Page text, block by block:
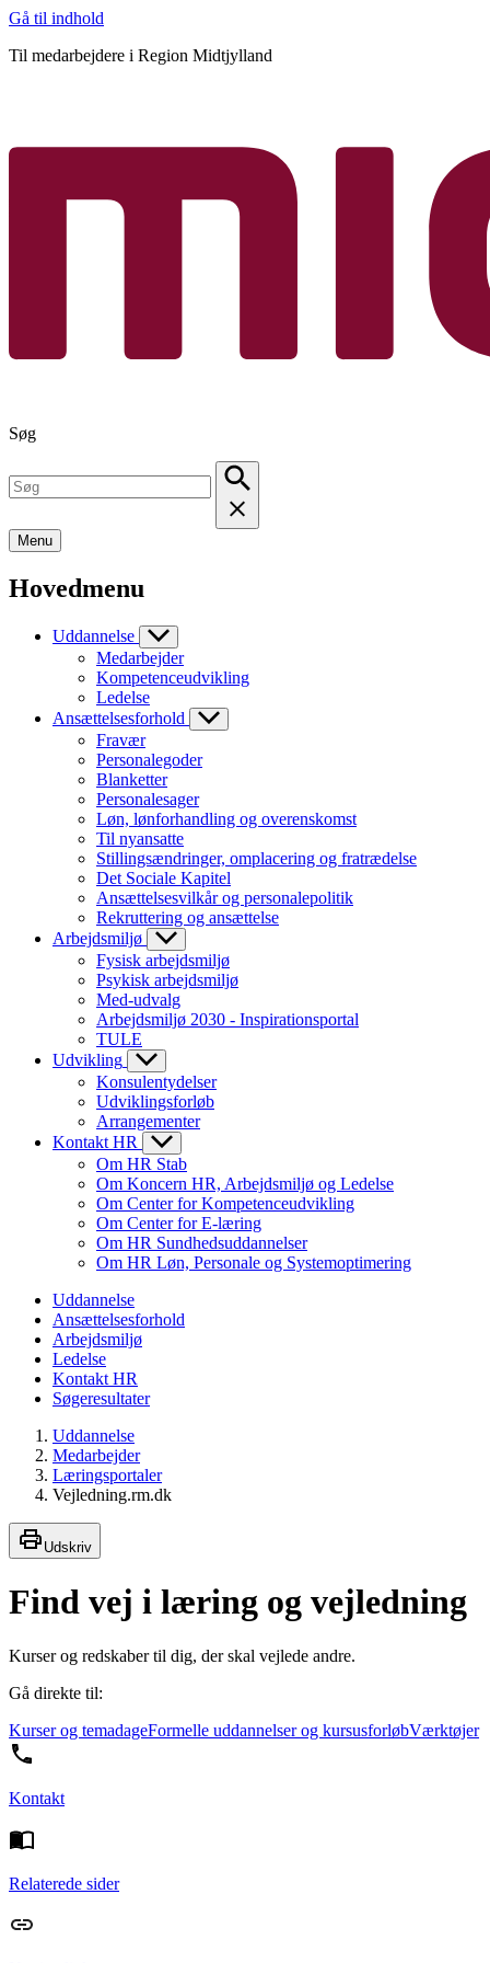
Gå til indhold
Til medarbejdere i Region Midtjylland
Søg
Menu
Hovedmenu
Uddannelse
Medarbejder
Kompetenceudvikling
Ledelse
Ansættelsesforhold
Fravær
Personalegoder
Blanketter
Personalesager
Løn, lønforhandling og overenskomst
Til nyansatte
Stillingsændringer, omplacering og fratrædelse
Det Sociale Kapitel
Ansættelsesvilkår og personalepolitik
Rekruttering og ansættelse
Arbejdsmiljø
Fysisk arbejdsmiljø
Psykisk arbejdsmiljø
Med-udvalg
Arbejdsmiljø 2030 - Inspirationsportal
TULE
Udvikling
Konsulentydelser
Udviklingsforløb
Arrangementer
Kontakt HR
Om HR Stab
Om Koncern HR, Arbejdsmiljø og Ledelse
Om Center for Kompetenceudvikling
Om Center for E-læring
Om HR Sundhedsuddannelser
Om HR Løn, Personale og Systemoptimering
Uddannelse
Ansættelsesforhold
Arbejdsmiljø
Ledelse
Kontakt HR
Søgeresultater
Uddannelse
Medarbejder
Læringsportaler
Vejledning.rm.dk
Udskriv
Find vej i læring og vejledning
Kurser og redskaber til dig, der skal vejlede andre.
Gå direkte til:
Kurser og temadageFormelle uddannelser og kursusforløbVærktøjer
Kontakt
Relaterede sider